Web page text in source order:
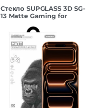
Стекло SUPGLASS 3D SG-
13 Matte Gaming for